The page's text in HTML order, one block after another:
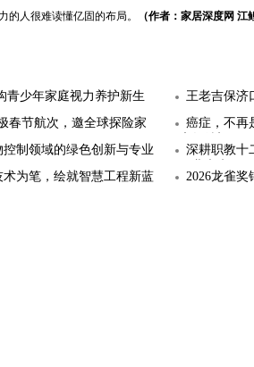
的人很难读懂亿固的布局。 （作者：家居深度网 江
青少年家庭视力养护新生
王老吉保济
春节航次，邀全球探险家
癌症，不
制领域的绿色创新与专业
深耕职教十
为笔，绘就智慧工程新蓝
2026龙雀